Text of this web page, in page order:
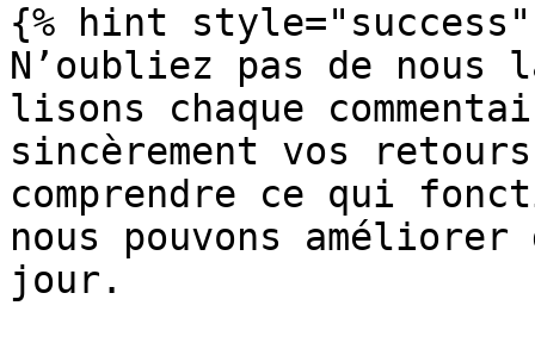
{% hint style="success"
N’oubliez pas de
lisons chaque
sincèrement vos
comprendre ce qui
nous pouvons
jour.